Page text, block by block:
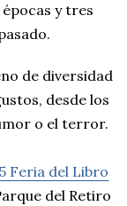
y tres
de diversidad
desde los
o el terror.
Feria del Libro
del Retiro